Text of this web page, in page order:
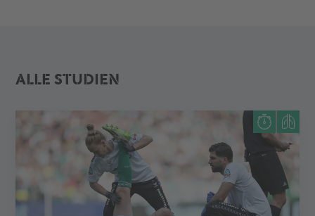
ALLE STUDIEN